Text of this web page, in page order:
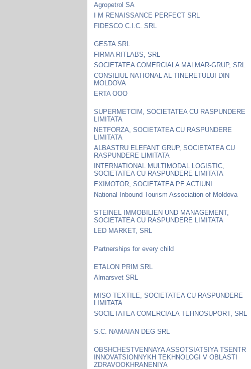
Agropetrol SA
I M RENAISSANCE PERFECT SRL
FIDESCO C.I.C. SRL
GESTA SRL
FIRMA RITLABS, SRL
SOCIETATEA COMERCIALA MALMAR-GRUP, SRL
CONSILIUL NATIONAL AL TINERETULUI DIN
MOLDOVA
ERTA OOO
SUPERMETCIM, SOCIETATEA CU RASPUNDERE
LIMITATA
NETFORZA, SOCIETATEA CU RASPUNDERE
LIMITATA
ALBASTRU ELEFANT GRUP, SOCIETATEA CU
RASPUNDERE LIMITATA
INTERNATIONAL MULTIMODAL LOGISTIC,
SOCIETATEA CU RASPUNDERE LIMITATA
EXIMOTOR, SOCIETATEA PE ACTIUNI
National Inbound Tourism Association of Moldova
STEINEL IMMOBILIEN UND MANAGEMENT,
SOCIETATEA CU RASPUNDERE LIMITATA
LED MARKET, SRL
Partnerships for every child
ETALON PRIM SRL
Almarsvet SRL
MISO TEXTILE, SOCIETATEA CU RASPUNDERE
LIMITATA
SOCIETATEA COMERCIALA TEHNOSUPORT, SRL
S.C. NAMAIAN DEG SRL
OBSHCHESTVENNAYA ASSOTSIATSIYA TSENTR
INNOVATSIONNYKH TEKHNOLOGI V OBLASTI
ZDRAVOOKHRANENIYA